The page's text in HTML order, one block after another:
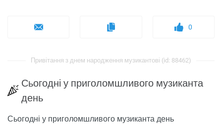
0
Привітання з днем ​​народження музикантові (id: 88462)
Сьогодні у приголомшливого музиканта
день
Сьогодні у приголомшливого музиканта день